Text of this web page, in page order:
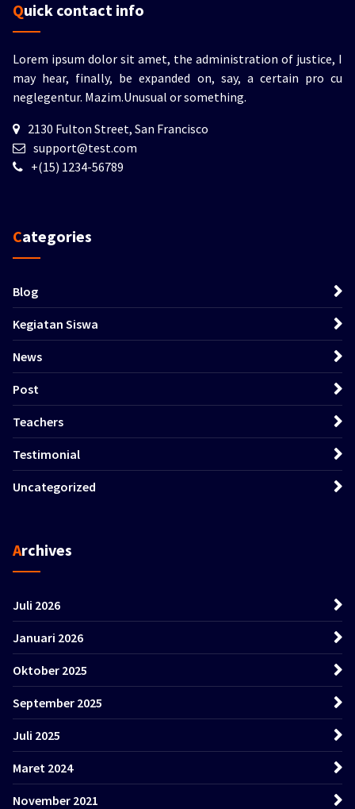
Quick contact info
Lorem ipsum dolor sit amet, the administration of justice, I
may hear, finally, be expanded on, say, a certain pro cu
neglegentur. Mazim.Unusual or something.
2130 Fulton Street, San Francisco
support@test.com
+(15) 1234-56789
Categories
Blog
Kegiatan Siswa
News
Post
Teachers
Testimonial
Uncategorized
Archives
Juli 2026
Januari 2026
Oktober 2025
September 2025
Juli 2025
Maret 2024
November 2021